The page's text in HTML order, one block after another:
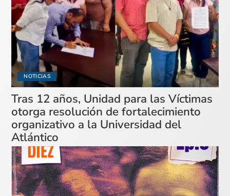
NOTICIAS
Tras 12 años, Unidad para las Víctimas
otorga resolución de fortalecimiento
organizativo a la Universidad del
Atlántico